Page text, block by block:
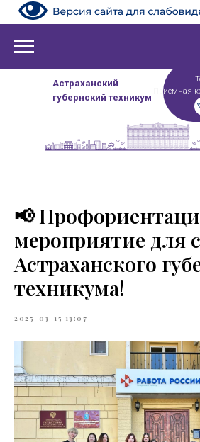
Астраханский
губернский техникум
Приемная
📢
мероприятие для
Астраханского
техникума!
2025-03-15 13:07